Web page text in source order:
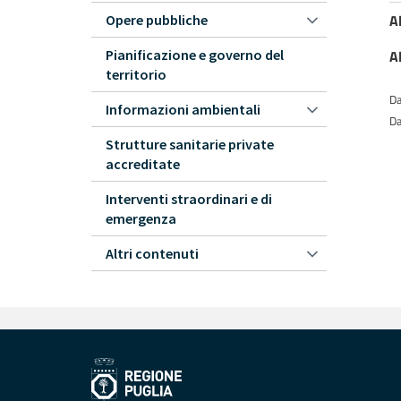
Opere pubbliche
Pianificazione e governo del
territorio
Informazioni ambientali
Strutture sanitarie private
accreditate
Interventi straordinari e di
emergenza
Altri contenuti